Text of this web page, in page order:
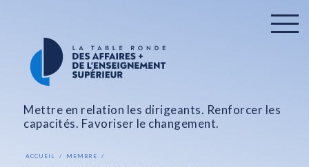
Mettre en relation les dirigeants. Renforcer les
capacités. Favoriser le changement.
ACCUEIL MEMBRE